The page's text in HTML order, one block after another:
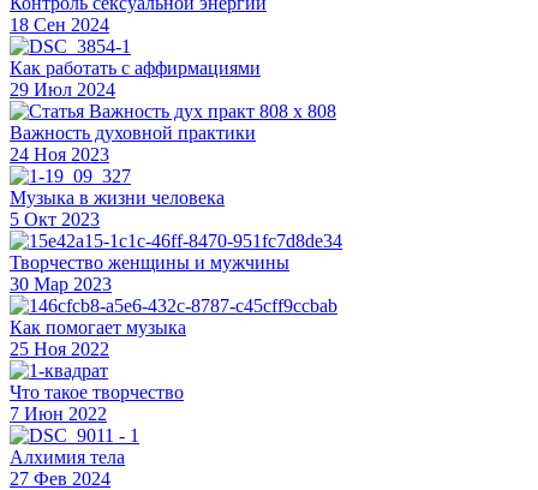
18 Сен 2024
Как работать с аффирмациями
29 Июл 2024
Важность духовной практики
24 Ноя 2023
Музыка в жизни человека
5 Окт 2023
Творчество женщины и мужчины
30 Мар 2023
Как помогает музыка
25 Ноя 2022
Что такое творчество
7 Июн 2022
Алхимия тела
27 Фев 2024